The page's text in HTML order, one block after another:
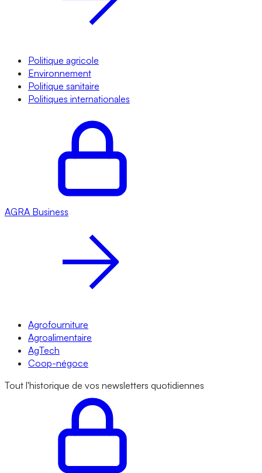
Politique agricole
Environnement
Politique sanitaire
Politiques internationales
AGRA Business
Agrofourniture
Agroalimentaire
AgTech
Coop-négoce
Tout l'historique de vos newsletters quotidiennes